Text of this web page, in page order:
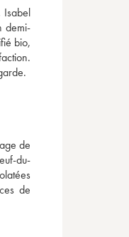
Isabel
demi-
bio,
de
du-
de